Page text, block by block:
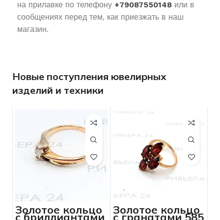
на прилавке по телефону +79087550148 или в
сообщениях перед тем, как приезжать в наш
магазин.
Новые поступления ювелирных
изделий и техники
Золотое кольцо
с бриллиантами
Золотое кольцо
с гранатами 585